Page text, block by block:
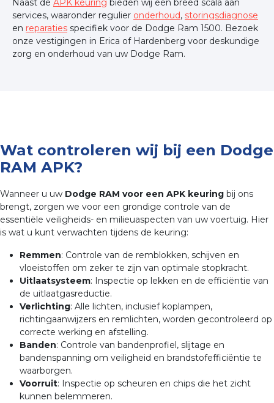
Naast de APK keuring bieden wij een breed scala aan
services, waaronder regulier onderhoud, storingsdiagnose
en reparaties specifiek voor de Dodge Ram 1500. Bezoek
onze vestigingen in Erica of Hardenberg voor deskundige
zorg en onderhoud van uw Dodge Ram.
Wat controleren wij bij een Dodge
RAM APK?
Wanneer u uw Dodge RAM voor een APK keuring bij ons
brengt, zorgen we voor een grondige controle van de
essentiële veiligheids- en milieuaspecten van uw voertuig. Hier
is wat u kunt verwachten tijdens de keuring:
Remmen: Controle van de remblokken, schijven en
vloeistoffen om zeker te zijn van optimale stopkracht.
Uitlaatsysteem: Inspectie op lekken en de efficiëntie van
de uitlaatgasreductie.
Verlichting: Alle lichten, inclusief koplampen,
richtingaanwijzers en remlichten, worden gecontroleerd op
correcte werking en afstelling.
Banden: Controle van bandenprofiel, slijtage en
bandenspanning om veiligheid en brandstofefficiëntie te
waarborgen.
Voorruit: Inspectie op scheuren en chips die het zicht
kunnen belemmeren.